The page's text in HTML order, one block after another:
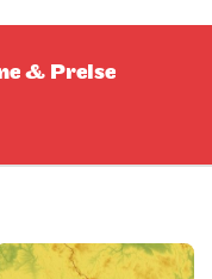
& Preise